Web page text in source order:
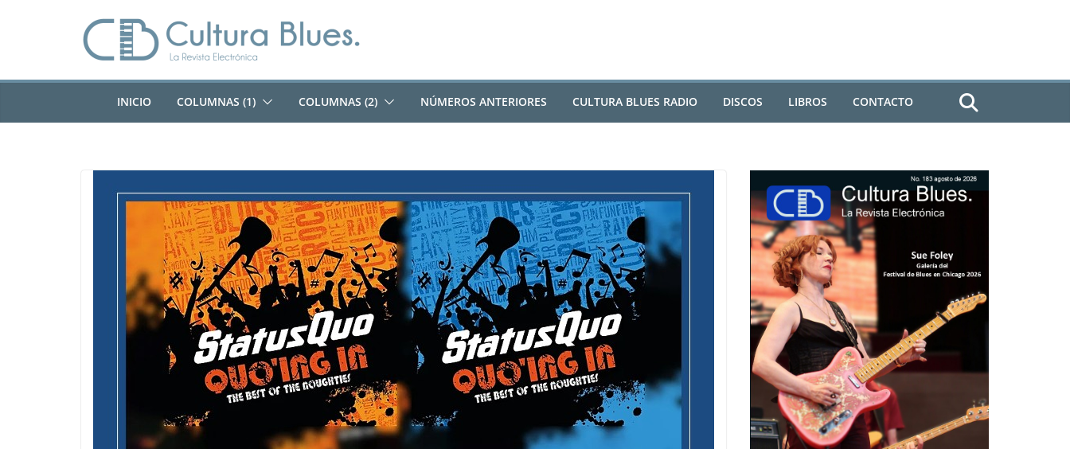
INICIO COLUMNAS (1) COLUMNAS (2) NÚMEROS ANTERIORES CULTURA BLUES RADIO DISCOS LIBROS CONTACTO